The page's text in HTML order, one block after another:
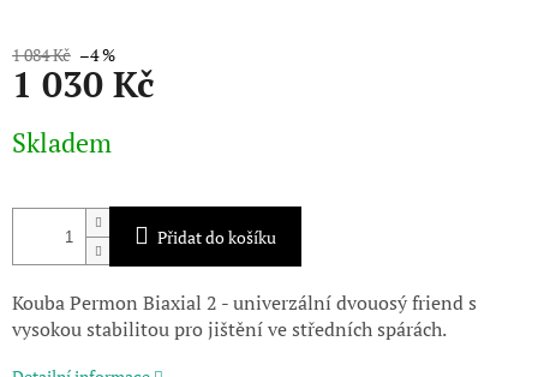
1 084 Kč –4 %
1 030 Kč
cena:
Skladem
Přidat do košíku
Kouba Permon Biaxial 2 - univerzální dvouosý friend s
vysokou stabilitou pro jištění ve středních spárách.